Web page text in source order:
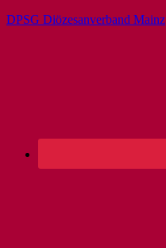
DPSG Diözesanverband Mainz